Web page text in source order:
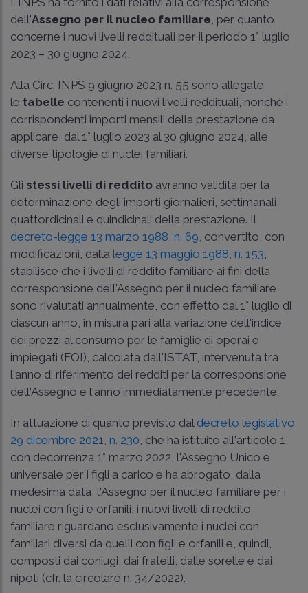
dell'Assegno per il nucleo familiare , per quanto
concerne i nuovi livelli reddituali per il periodo 1° luglio
2023 – 30 giugno 2024.
Alla Circ. INPS 9 giugno 2023 n. 55 sono allegate
le tabelle contenenti i nuovi livelli reddituali, nonché i
corrispondenti importi mensili della prestazione da
applicare, dal 1° luglio 2023 al 30 giugno 2024, alle
diverse tipologie di nuclei familiari.
Gli stessi livelli di reddito avranno validità per la
determinazione degli importi giornalieri, settimanali,
quattordicinali e quindicinali della prestazione. Il
decreto-legge 13 marzo 1988, n. 69 , convertito, con
modificazioni, dalla legge 13 maggio 1988, n. 153
stabilisce che i livelli di reddito familiare ai fini della
corresponsione dell'Assegno per il nucleo familiare
sono rivalutati annualmente, con effetto dal 1° luglio di
ciascun anno, in misura pari alla variazione dell'indice
dei prezzi al consumo per le famiglie di operai e
impiegati (FOI), calcolata dall'ISTAT, intervenuta tra
l'anno di riferimento dei redditi per la corresponsione
dell'Assegno e l'anno immediatamente precedente.
In attuazione di quanto previsto dal decreto legislativo
29 dicembre 2021, n. 230 , che ha istituito all'articolo 1,
con decorrenza 1° marzo 2022, l'Assegno Unico e
universale per i figli a carico e ha abrogato, dalla
medesima data, l'Assegno per il nucleo familiare per i
nuclei con figli e orfanili, i nuovi livelli di reddito
familiare riguardano esclusivamente i nuclei con
familiari diversi da quelli con figli e orfanili e, quindi,
composti dai coniugi, dai fratelli, dalle sorelle e dai
nipoti (cfr. la circolare n. 34/2022).